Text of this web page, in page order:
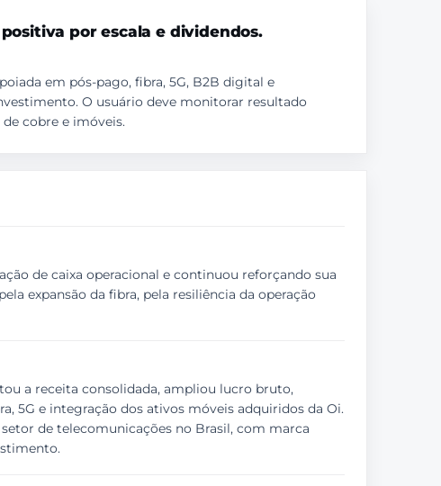
por escala e dividendos.
em pós-pago, fibra, 5G, B2B digital e
O usuário deve monitorar resultado
cobre e imóveis.
de caixa operacional e continuou reforçando sua
expansão da fibra, pela resiliência da operação
a receita consolidada, ampliou lucro bruto,
5G e integração dos ativos móveis adquiridos da Oi.
de telecomunicações no Brasil, com marca